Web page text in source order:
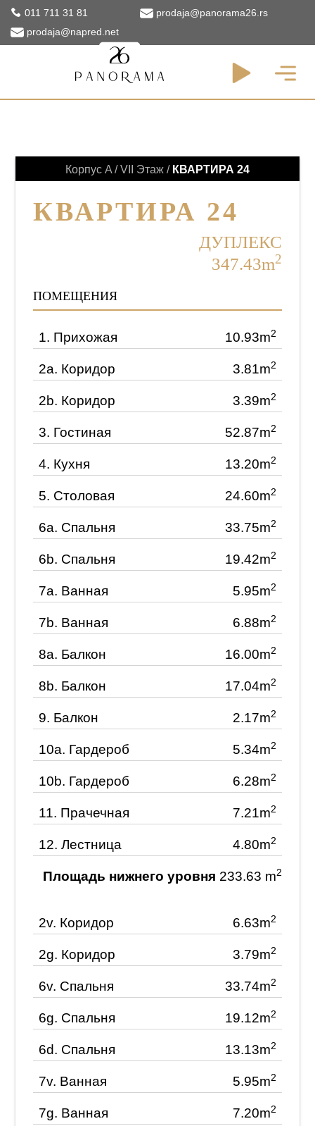
011 711 31 81
prodaja@panorama26.rs
prodaja@napred.net
Корпус A / VII Этаж / КВАРТИРА 24
КВАРТИРА 24
ДУПЛЕКС
347.43m2
ПОМЕЩЕНИЯ
1. Прихожая 10.93m2
2a. Коридор 3.81m2
2b. Коридор 3.39m2
3. Гостиная 52.87m2
4. Кухня 13.20m2
5. Столовая 24.60m2
6a. Спальня 33.75m2
6b. Спальня 19.42m2
7a. Ванная 5.95m2
7b. Ванная 6.88m2
8a. Балкон 16.00m2
8b. Балкон 17.04m2
9. Балкон 2.17m2
10a. Гардероб 5.34m2
10b. Гардероб 6.28m2
11. Прачечная 7.21m2
12. Лестница 4.80m2
Площадь нижнего уровня 233.63 m2
2v. Коридор 6.63m2
2g. Коридор 3.79m2
6v. Спальня 33.74m2
6g. Спальня 19.12m2
6d. Спальня 13.13m2
7v. Ванная 5.95m2
7g. Ванная 7.20m2